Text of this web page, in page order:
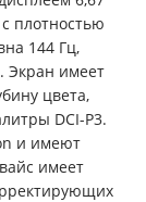
плотностью
144 Гц,
Экран имеет
цвета,
DCI-P3.
и имеют
имеет